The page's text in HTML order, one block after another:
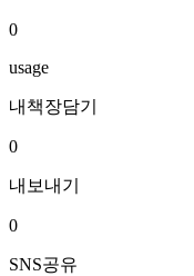
0
usage
내책장담기
0
내보내기
0
SNS공유